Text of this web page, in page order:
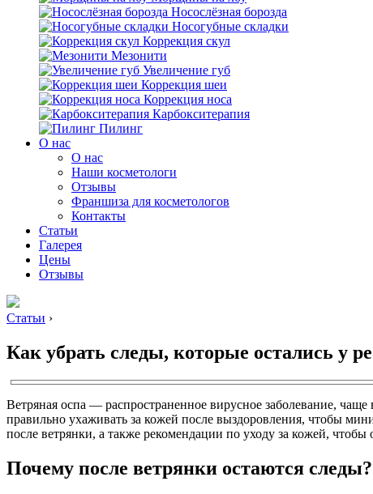
Носослёзная борозда
Носогубные складки
Коррекция скул
Мезонити
Увеличение губ
Коррекция шеи
Коррекция носа
Карбокситерапия
Пилинг
O нас
O нас
Наши косметологи
Отзывы
Франшиза для косметологов
Контакты
Статьи
Галерея
Цены
Отзывы
Статьи ›
Как убрать следы, которые остались у
Ветряная оспа — распространенное вирусное заболевание,
правильно ухаживать за кожей после выздоровления, чтобы
после ветрянки, а также рекомендации по уходу за кожей, чтобы
Почему после ветрянки остаются следы?